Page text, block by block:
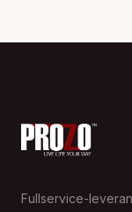
Fullservice-